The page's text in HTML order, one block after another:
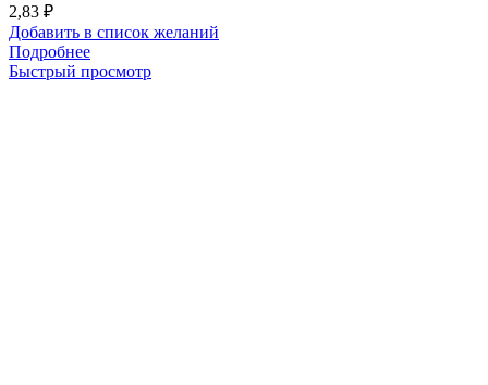
2,83 ₽
Добавить в список желаний
Подробнее
Быстрый просмотр